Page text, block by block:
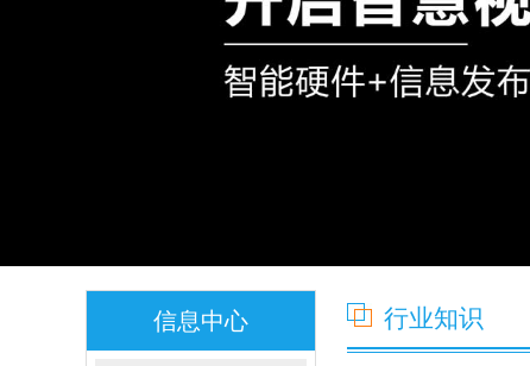
信息中心 行业知识